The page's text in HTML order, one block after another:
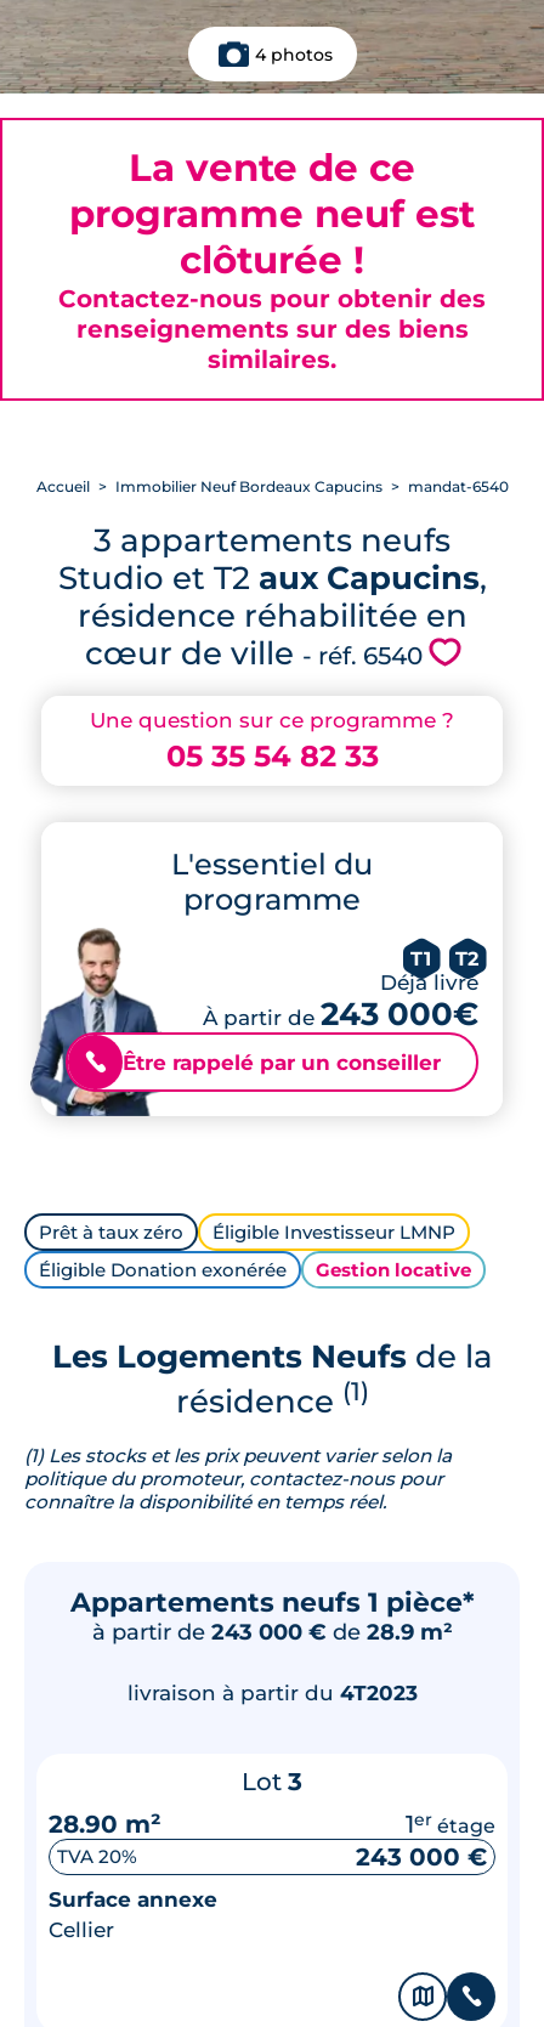
4 photos
Une question sur ce programme ?
05 35 54 82 33
L'essentiel du
programme
T1 T2
Déjà livré
À partir de 243 000€
📞 Être rappelé par un conseiller
Accueil Immobilier Neuf Bordeaux Capucins mandat-6540
3 appartements neufs
Studio et T2 aux Capucins,
résidence réhabilitée en
cœur de ville - réf. 6540 💗
La vente de ce
programme neuf est
clôturée !
Contactez-nous pour obtenir des
renseignements sur des biens
similaires.
Prêt à taux zéro
Éligible Investisseur LMNP
Éligible Donation exonérée
Gestion locative
Les Logements Neufsde la
résidence (1)
(1) Les stocks et les prix peuvent varier selon la
politique du promoteur, contactez-nous pour
connaître la disponibilité en temps réel.
Appartements neufs 1 pièce*
à partir de 243 000 € de 28.9 m²
livraison à partir du 4T2023
Lot 3
28.90 m²
1er étage
TVA 20% 243 000 €
Surface annexe
Cellier
🗞 📞